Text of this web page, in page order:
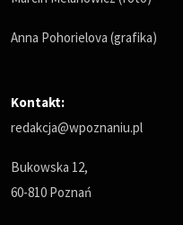
Anna Pohorielova (grafika)
Kontakt:
redakcja@wpoznaniu.pl
Bukowska 12,
60-810 Poznań